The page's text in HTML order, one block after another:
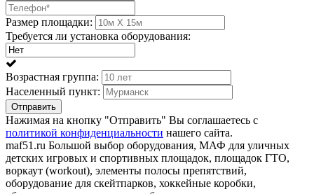
Размер площадки:
Требуется ли установка оборудования:
Возрастная группа:
Населенный пункт:
Отправить
Нажимая на кнопку "Отправить" Вы соглашаетесь с
политикой конфиденциальности нашего сайта.
maf51.ru Большой выбор оборудования, МАФ для уличных
детских игровых и спортивных площадок, площадок ГТО,
воркаут (workout), элементы полосы препятствий,
оборудование для скейтпарков, хоккейные коробки,